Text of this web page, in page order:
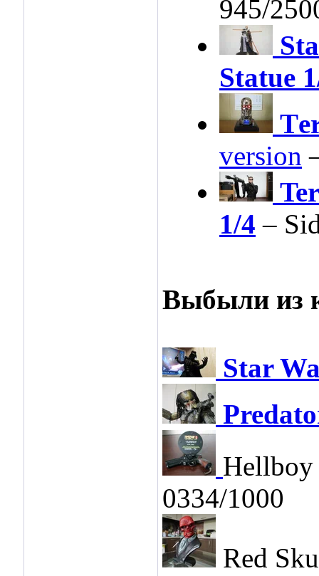
945/
Statue
version
1/4 –
Выбыли из
Star
Hellboy
0334/1000
Red